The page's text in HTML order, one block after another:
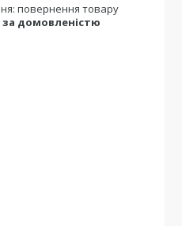
повернення товару
за домовленістю